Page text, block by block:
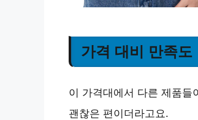
가격 대비 만족도
이 가격대에서 다른 제품들
괜찮은 편이더라고요.